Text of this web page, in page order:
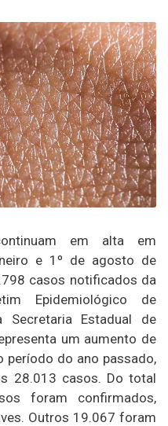
em alta em
e 1º de agosto de
casos notificados da
Epidemiológico de
Secretaria Estadual de
um aumento de
período do ano passado,
28.013 casos. Do total
foram confirmados,
Outros 19.067 foram